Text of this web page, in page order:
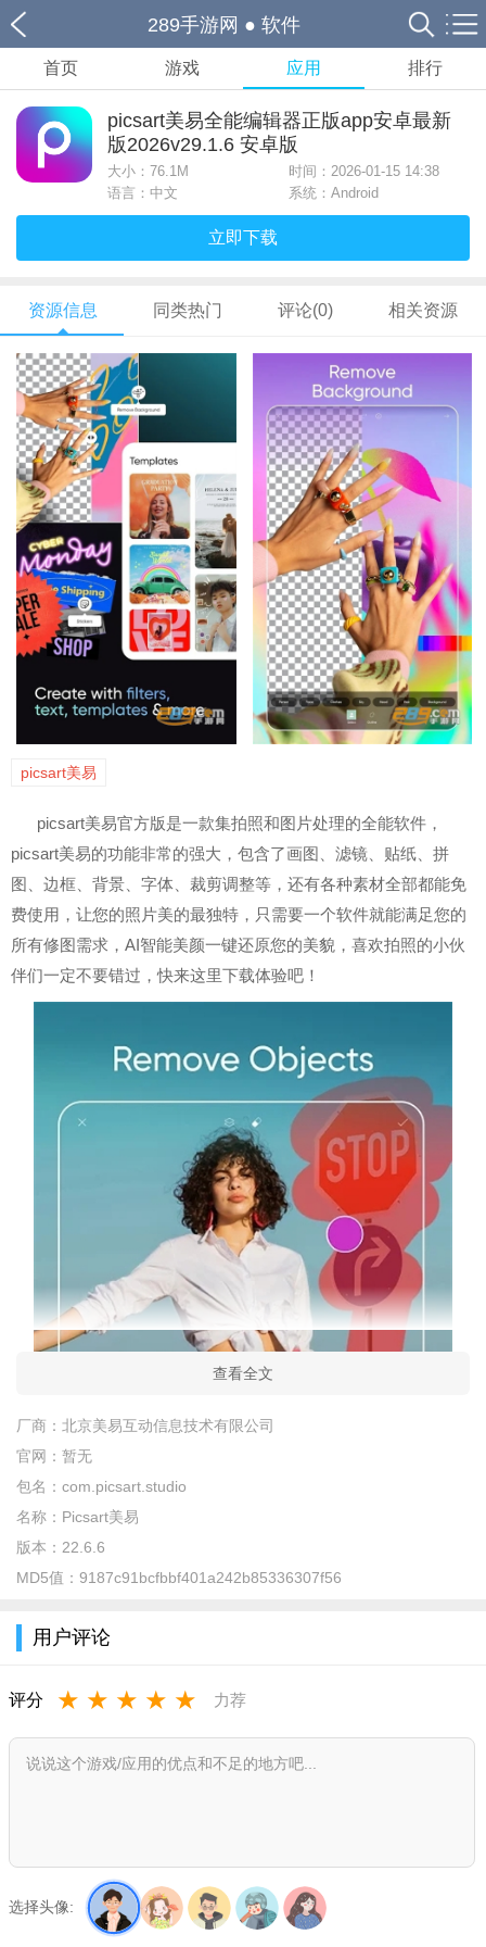
289手游网 ● 软件
首页 游戏 应用 排行
picsart美易全能编辑器正版app安卓最新
版2026v29.1.6 安卓版
大小： 76.1M
时间：2026-01-15 14:38
语言：中文
系统：Android
立即下载
资源信息 同类热门 评论(0) 相关资源
picsart美易
picsart美易官方版是一款集拍照和图片处理的全能软件，
picsart美易的功能非常的强大，包含了画图、滤镜、贴纸、拼
图、边框、背景、字体、裁剪调整等，还有各种素材全部都能免
费使用，让您的照片美的最独特，只需要一个软件就能满足您的
所有修图需求，AI智能美颜一键还原您的美貌，喜欢拍照的小伙
伴们一定不要错过，快来这里下载体验吧！
软件特色
2、各种素材、贴纸、滤镜等，喜欢什么效果随便编辑，一键
帮您保存
查看全文
厂商： 北京美易互动信息技术有限公司
官网： 暂无
包名： com.picsart.studio
名称： Picsart美易
版本： 22.6.6
MD5值： 9187c91bcfbbf401a242b85336307f56
用户评论
评分 ★ ★ ★ ★ ★ 力荐
选择头像: